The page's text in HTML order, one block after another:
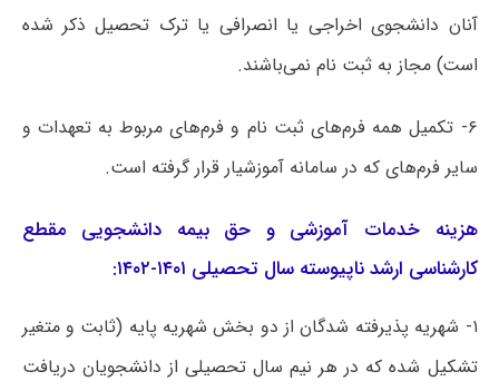
آنان دانشجوی اخراجی یا انصرافی یا ترک تحصیل ذکر شده
است) مجاز به ثبت نام نمی‌باشند.
۶- تکمیل همه فرم‌های ثبت نام و فرم‌های مربوط به تعهدات و
سایر فرم‌های که در سامانه آموزشیار قرار گرفته است.
هزینه خدمات آموزشی و حق بیمه دانشجویی مقطع
کارشناسی ارشد ناپیوسته سال تحصیلی ۱۴۰۱-۱۴۰۲:
۱- شهریه پذیرفته شدگان از دو بخش شهریه پایه (ثابت و متغیر
تشکیل شده که در هر نیم سال تحصیلی از دانشجویان دریافت